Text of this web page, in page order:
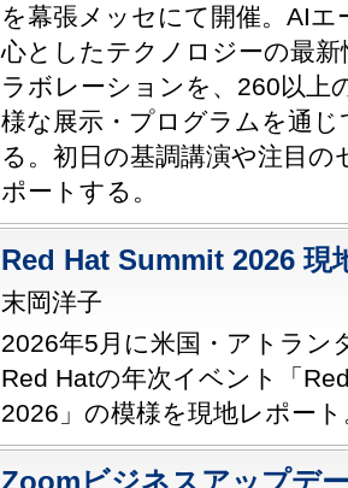
を幕張メッセにて開催。AIエ
心としたテクノロジーの最新
ラボレーションを、260以上
様な展示・プログラムを通
る。初日の基調講演や注目
ポートする。
Red Hat Summit 2026 現
末岡洋子
2026年5月に米国・アトラン
Red Hatの年次イベント「
2026」の模様を現地レポート
Zoomビジネスアップデ